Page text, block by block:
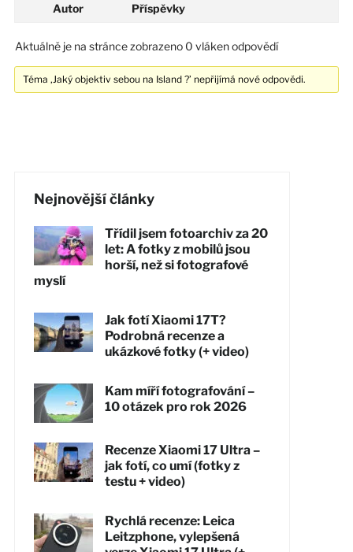
Autor
Příspěvky
Aktuálně je na stránce zobrazeno 0 vláken odpovědí
Téma ‚Jaký objektiv sebou na Island ?’ nepřijímá nové odpovědi.
Nejnovější články
Třídil jsem fotoarchiv za 20
let: A fotky z mobilů jsou
horší, než si fotografové
myslí
Jak fotí Xiaomi 17T?
Podrobná recenze a
ukázkové fotky (+ video)
Kam míří fotografování –
10 otázek pro rok 2026
Recenze Xiaomi 17 Ultra –
jak fotí, co umí (fotky z
testu + video)
Rychlá recenze: Leica
Leitzphone, vylepšená